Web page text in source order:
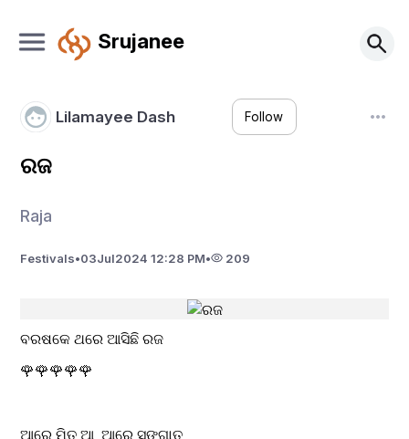
Srujanee
Lilamayee Dash Follow
ରଜ
Raja
Festivals•03Jul2024 12:28 PM• 209
ବରଷକେ ଥରେ ଆସିଛି ରଜ
🌹🌹🌹🌹🌹
ଆରେ ମିତ ଆ  ଆରେ ସଙ୍ଗାତ